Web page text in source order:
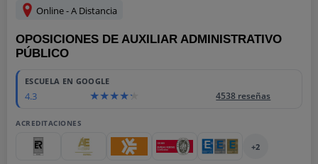
Online - A Distancia
OPOSICIONES DE AUXILIAR ADMINISTRATIVO
PÚBLICO
ESCUELA EN GOOGLE
4.3 4538 reseñas
ACREDITACIONES
+2